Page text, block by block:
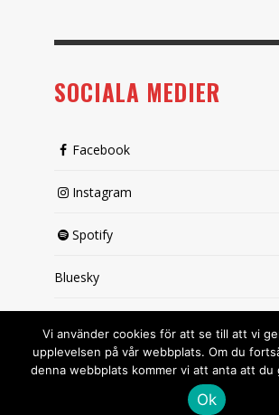
SOCIALA MEDIER
Facebook
Instagram
Spotify
Bluesky
Vi använder cookies för att se till att vi
upplevelsen på vår webbplats. Om du
denna webbplats kommer vi att anta att du
Ok